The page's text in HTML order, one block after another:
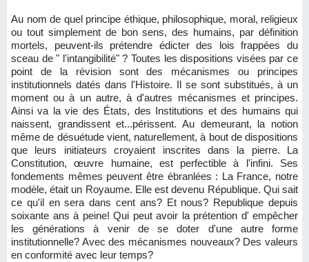
Au nom de quel principe éthique, philosophique, moral, religieux
ou tout simplement de bon sens, des humains, par définition
mortels, peuvent-ils prétendre édicter des lois frappées du
sceau de " l'intangibilité" ? Toutes les dispositions visées par ce
point de la révision sont des mécanismes ou principes
institutionnels datés dans l'Histoire. Il se sont substitués, à un
moment ou à un autre, à d'autres mécanismes et principes.
Ainsi va la vie des États, des Institutions et des humains qui
naissent, grandissent et...périssent. Au demeurant, la notion
même de désuétude vient, naturellement, à bout de dispositions
que leurs initiateurs croyaient inscrites dans la pierre. La
Constitution, œuvre humaine, est perfectible à l'infini. Ses
fondements mêmes peuvent être ébranlées : La France, notre
modèle, était un Royaume. Elle est devenu République. Qui sait
ce qu'il en sera dans cent ans? Et nous? Republique depuis
soixante ans à peine! Qui peut avoir la prétention d' empêcher
les générations à venir de se doter d'une autre forme
institutionnelle? Avec des mécanismes nouveaux? Des valeurs
en conformité avec leur temps?